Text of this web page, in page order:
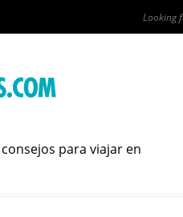
para viajar en